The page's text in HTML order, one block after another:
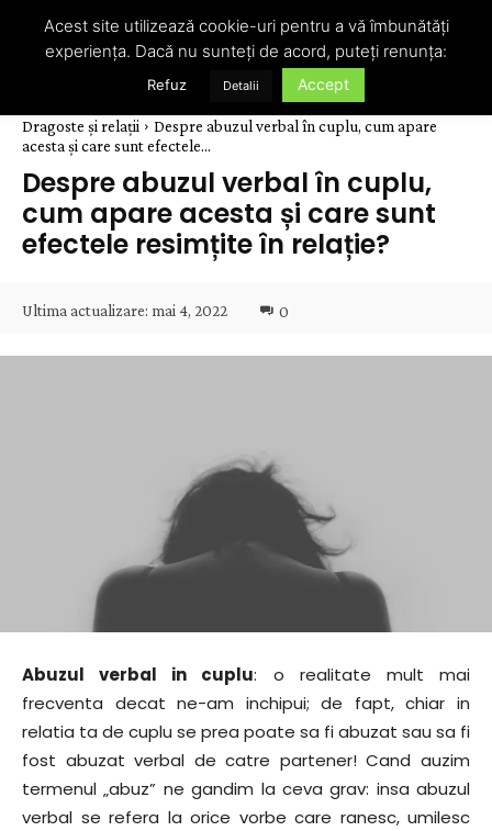
Dragoste și relații
Despre abuzul verbal în cuplu, cum apare
acesta și care sunt efectele...
Despre abuzul verbal în cuplu,
cum apare acesta și care sunt
efectele resimțite în relație?
Ultima actualizare: mai 4, 2022 0
Abuzul verbal in cuplu: o realitate mult mai
frecventa decat ne-am inchipui; de fapt, chiar in
relatia ta de cuplu se prea poate sa fi abuzat sau sa fi
fost abuzat verbal de catre partener! Cand auzim
termenul „abuz” ne gandim la ceva grav: insa abuzul
verbal se refera la orice vorbe care ranesc, umilesc
Acest site utilizează cookie-uri pentru a vă îmbunătăți
experiența. Dacă nu sunteți de acord, puteți renunța:
Refuz Detalii Accept